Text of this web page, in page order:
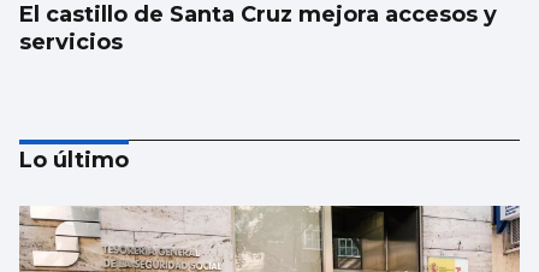
El castillo de Santa Cruz mejora accesos y
servicios
Lo último